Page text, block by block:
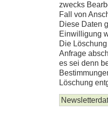
zwecks
Fall von
Diese Daten
Einwilligung
Die
Anfrage
es sei denn
Löschung